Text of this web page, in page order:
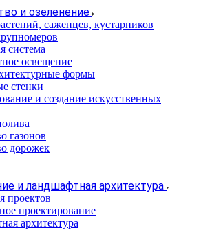
и озеленение
саженцев, кустарников
система
освещение
формы
стенки
и создание искусственных
газонов
дорожек
и ландшафтная архитектура
проектов
проектирование
архитектура